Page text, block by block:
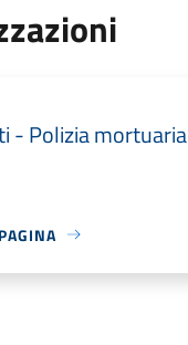
- Polizia mortuaria